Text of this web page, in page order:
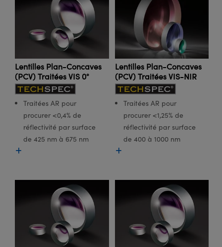
ou Coupleurs
de Poche ou à Mesure Directe
: Microscopie
pour Caméras
: Caméras
Optiques Lightpath
Gratings™
Optiques de SCHOTT
Lentilles Plan-Concaves
(PCV) Traitées VIS 0°
Traitées AR pour
procurer <0,4% de
réflectivité par surface
de 425 nm à 675 nm
Lentilles Plan-Concaves
(PCV) Traitées VIS-NIR
Traitées AR pour
procurer <1,25% de
réflectivité par surface
de 400 à 1000 nm